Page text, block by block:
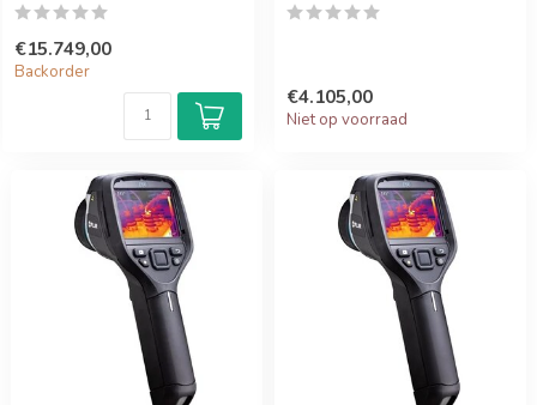
€15.749,00
Backorder
€4.105,00
Niet op voorraad